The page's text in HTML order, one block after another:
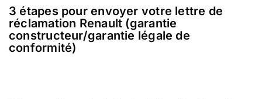
3 étapes pour envoyer votre lettre de
réclamation Renault (garantie
constructeur/garantie légale de
conformité)